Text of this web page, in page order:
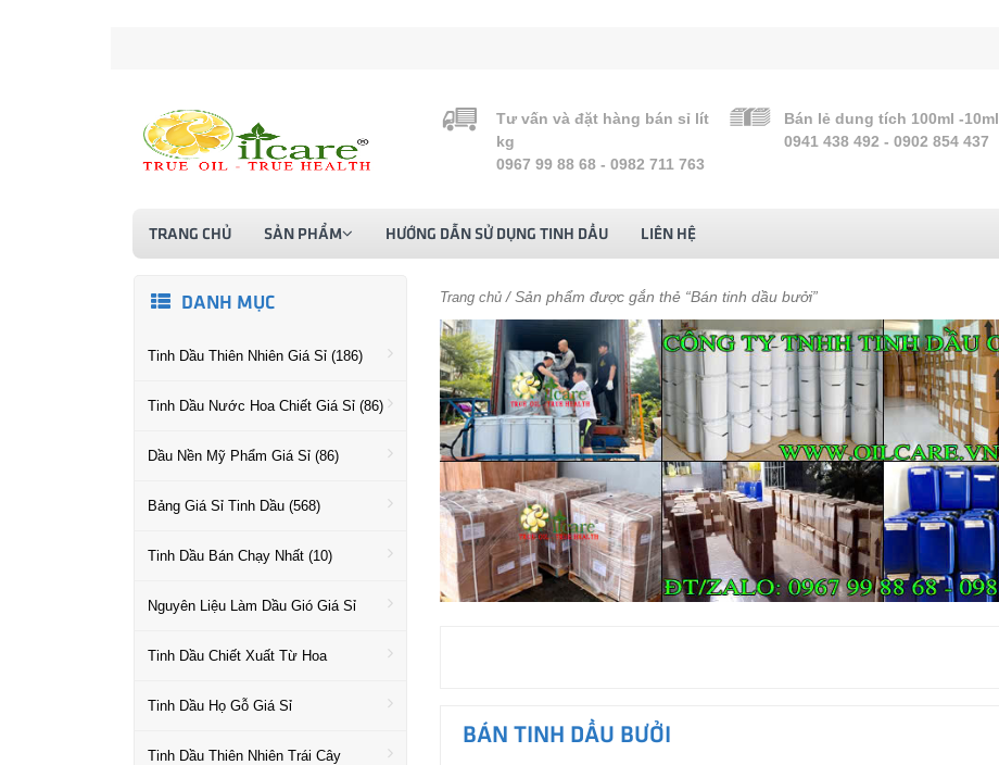
Tư vấn và đặt hàng bán sỉ lít
kg
0967 99 88 68 - 0982 711 763
Bán lẻ dung tích 100ml -10ml
0941 438 492 - 0902 854 437
TRANG CHỦ SẢN PHẨM HƯỚNG DẪN SỬ DỤNG TINH DẦU LIÊN HỆ
DANH MỤC
Tinh Dầu Thiên Nhiên Giá Sỉ (186)
Tinh Dầu Nước Hoa Chiết Giá Sỉ (86)
Dầu Nền Mỹ Phẩm Giá Sỉ (86)
Bảng Giá Sỉ Tinh Dầu (568)
Tinh Dầu Bán Chạy Nhất (10)
Nguyên Liệu Làm Dầu Gió Giá Sỉ
Tinh Dầu Chiết Xuất Từ Hoa
Tinh Dầu Họ Gỗ Giá Sỉ
Tinh Dầu Thiên Nhiên Trái Cây
Trang chủ / Sản phẩm được gắn thẻ “Bán tinh dầu bưởi”
BÁN TINH DẦU BƯỞI